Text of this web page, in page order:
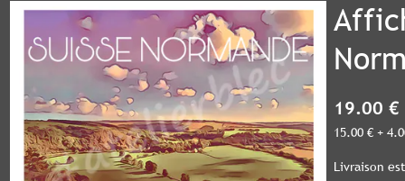
19.00 €
15.00 € +
Livraison